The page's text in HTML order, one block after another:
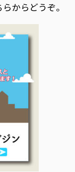
からどうぞ。